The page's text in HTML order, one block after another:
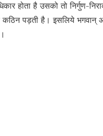
होता है उसको तो निर्गुण-
कठिन पड़ती है। इसलिये